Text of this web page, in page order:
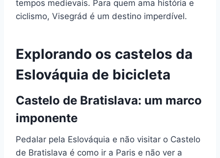
tempos medievais. Para quem ama história e
ciclismo, Visegrád é um destino imperdível.
Explorando os castelos da
Eslováquia de bicicleta
Castelo de Bratislava: um marco
imponente
Pedalar pela Eslováquia e não visitar o Castelo
de Bratislava é como ir a Paris e não ver a